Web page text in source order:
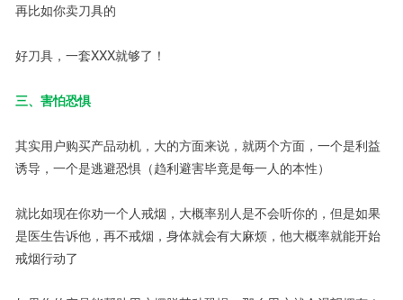
再比如你卖刀具的
好刀具，一套XXX就够了！
三、害怕恐惧
其实用户购买产品动机，大的方面来说，就两个方面，一个是利益
诱导，一个是逃避恐惧（趋利避害毕竟是每一人的本性）
就比如现在你劝一个人戒烟，大概率别人是不会听你的，但是如果
是医生告诉他，再不戒烟，身体就会有大麻烦，他大概率就能开始
戒烟行动了